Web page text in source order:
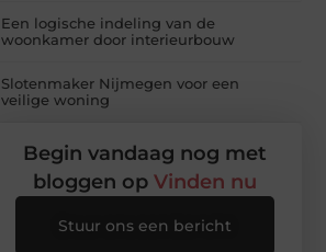
Een logische indeling van de
woonkamer door interieurbouw
Slotenmaker Nijmegen voor een
veilige woning
Begin vandaag nog met
bloggen op Vinden nu
Stuur ons een bericht